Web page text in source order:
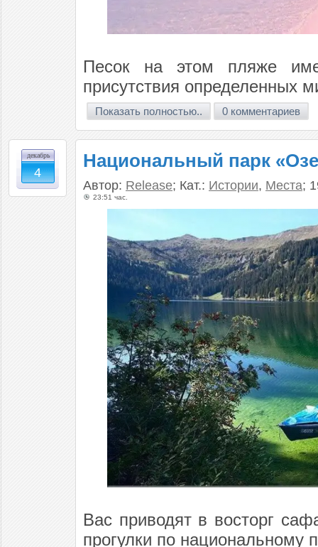
Песок на этом пляже
присутствия определенных
Показать полностью.. 0 комментариев
декабрь
4
Национальный парк
Автор: Release; Кат.: Истории, Места;
23:51 час.
Вас приводят в восторг
прогулки по национальному